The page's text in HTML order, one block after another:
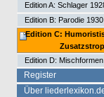
Edition A: Schlager
Edition B: Parodie 1930
Edition C:
Edition D: Mischformen
Register
Über